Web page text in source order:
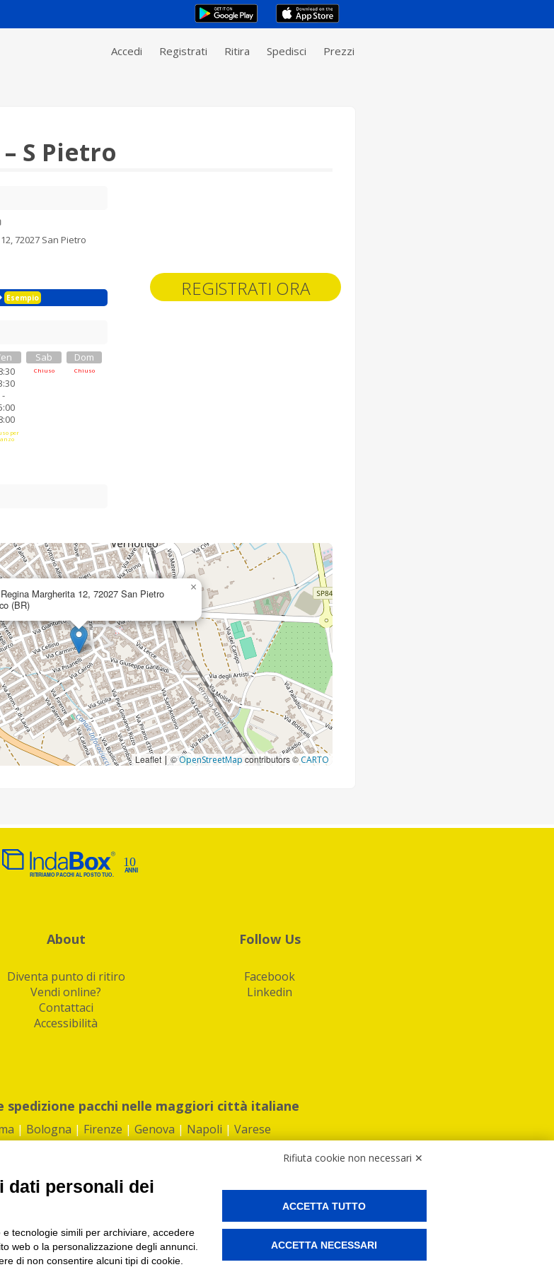
Accedi Registrati Ritira Spedisci Prezzi
REGISTRATI ORA
S Pietro
72027 San Pietro
Esempio
-
per
Sab
Chiuso
Dom
Chiuso
Margherita 12, 72027 San Pietro
(BR)
×
Leaflet | ©OpenStreetMap contributors © CARTO
About
Diventa punto di ritiro
Vendi online?
Contattaci
Accessibilità
Follow Us
Facebook
Linkedin
pacchi nelle maggiori città italiane
| Bologna | Firenze | Genova | Napoli | Varese
| Cap.Soc.: 50.000€ |Whistleblowing|Privacy|Preferenze Cookies
Edicole e Kipoint per ritirare i tuoi acquisti online e spedire i tuoi pacchi.
Rifiuta cookie non necessari ✕
dati personali dei
tecnologie simili per archiviare, accedere
web o la personalizzazione degli annunci.
di non consentire alcuni tipi di cookie.
ACCETTA TUTTO
ACCETTA NECESSARI